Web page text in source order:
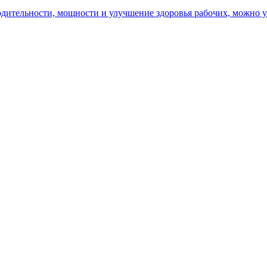
мощности и улучшение здоровья рабочих, можно